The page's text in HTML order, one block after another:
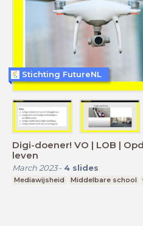
Digi-doener! VO | LOB |
leven
March 2023- 4 slides
Mediawijsheid Middelbare school
Stichting FutureNL